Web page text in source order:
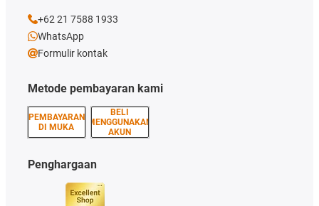
Metode pembayaran kami
PEMBAYARAN
DI MUKA
BELI
MENGGUNAKAN
AKUN
Penghargaan
+62 21 7588 1933
WhatsApp
Formulir kontak